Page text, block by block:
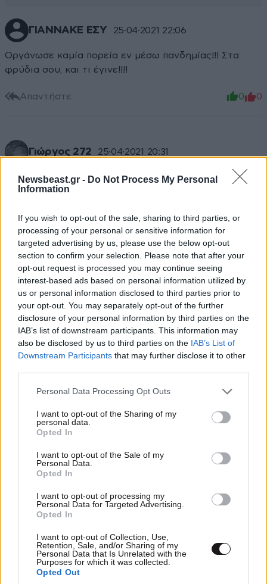
Newsbeast.gr - Do Not Process My Personal
Information
If you wish to opt-out of the sale, sharing to third parties, or
processing of your personal or sensitive information for
targeted advertising by us, please use the below opt-out
section to confirm your selection. Please note that after your
opt-out request is processed you may continue seeing
interest-based ads based on personal information utilized by
us or personal information disclosed to third parties prior to
your opt-out. You may separately opt-out of the further
disclosure of your personal information by third parties on the
IAB’s list of downstream participants. This information may
also be disclosed by us to third parties on the IAB’s List of
Downstream Participants that may further disclose it to other
Please note that this website/app uses one or more Google
not limited to your visit or usage behaviour. You may click to
grant or deny consent to Google and its third-party tags to
use your data for below specified purposes in below Google
consent section.
Personal Data Processing Opt Outs
I want to opt-out of the Sharing of my
personal data.
Opted In
I want to opt-out of the Sale of my
Personal Data.
Opted In
I want to opt-out of processing my
Personal Data for Targeted Advertising.
Opted In
I want to opt-out of Collection, Use,
Retention, Sale, and/or Sharing of my
Personal Data that Is Unrelated with the
Purposes for which it was collected.
Opted Out
ΓΙΑΝΝΑΚΕ ΕΣΥ 25·04·2021 22:06
Οργάνωσε καμία πορεία εν μέσω πανδημίας!!! Στα
φρύδια σου, και τι έγινε!!!!
Απαντήστε 0 0
Γιώργος 272 25·04·2021 20:31
τα ραντεβού φυλάσσονται σε λάπτοπ, .... μάλιστα ....
ΦΤΟΥ !!! 25·04·2021 17:41
ΑΝΘΡΩΠΟΙ ΜΟΝΟ ΚΑΤ΄ΟΝΟΜΑ.ΤΙ ΔΙΑΒΟΛΟ ΦΙΦΙΑ
ΤΟΥΣ ΓΕΝΝΗΣΑΝ;
Απαντήστε